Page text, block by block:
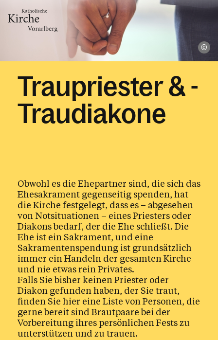
Glaube & Feste
Firmung
Hochzeit
Gottesdienste
Krankensalbung
Krankheit, Tod und Trauer
Beichte & Gesprächsangebote
Glaube
Das Kirchenjahr im Überblick Aktionen
Traupriester & ­
Traudiakone
Obwohl es die Ehepartner sind, die sich das
Ehesakrament gegenseitig spenden, hat
die Kirche festgelegt, dass es – abgesehen
von Notsituationen – eines Priesters oder
Diakons bedarf, der die Ehe schließt. Die
Ehe ist ein Sakrament, und eine
Sakramentenspendung ist grundsätzlich
immer ein Handeln der gesamten Kirche
und nie etwas rein Privates.
Falls Sie bisher keinen Priester oder
Diakon gefunden haben, der Sie traut,
finden Sie hier eine Liste von Personen, die
gerne bereit sind Brautpaare bei der
Vorbereitung ihres persönlichen Fests zu
unterstützen und zu trauen.